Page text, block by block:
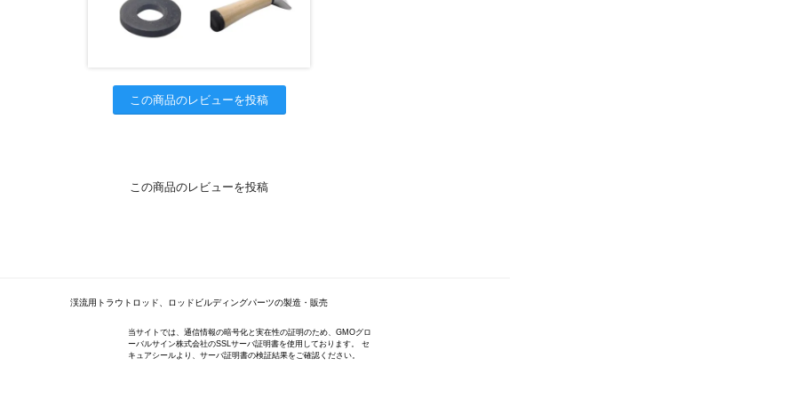
この商品のレビューを投稿
この商品のレビューを投稿
渓流用トラウトロッド、ロッドビルディングパーツの製造・販売
当サイトでは、通信情報の暗号化と実在性の証明のため、GMOグロ
ーバルサイン株式会社のSSLサーバ証明書を使用しております。 セ
キュアシールより、サーバ証明書の検証結果をご確認ください。